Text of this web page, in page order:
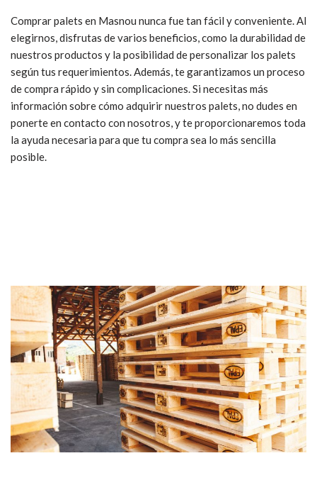
Comprar palets en Masnou nunca fue tan fácil y conveniente. Al
elegirnos, disfrutas de varios beneficios, como la durabilidad de
nuestros productos y la posibilidad de personalizar los palets
según tus requerimientos. Además, te garantizamos un proceso
de compra rápido y sin complicaciones. Si necesitas más
información sobre cómo adquirir nuestros palets, no dudes en
ponerte en contacto con nosotros, y te proporcionaremos toda
la ayuda necesaria para que tu compra sea lo más sencilla
posible.